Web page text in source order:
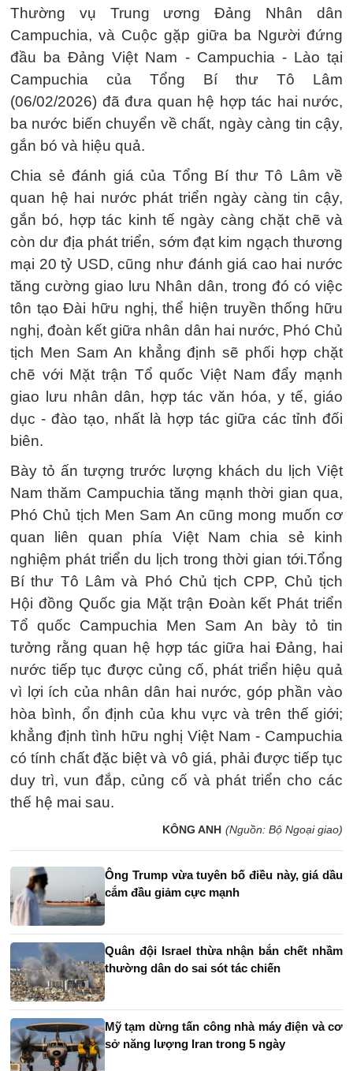
Thường vụ Trung ương Đảng Nhân dân
Campuchia, và Cuộc gặp giữa ba Người đứng
đầu ba Đảng Việt Nam - Campuchia - Lào tại
Campuchia của Tổng Bí thư Tô Lâm
(06/02/2026) đã đưa quan hệ hợp tác hai nước,
ba nước biến chuyển về chất, ngày càng tin cậy,
gắn bó và hiệu quả.
Chia sẻ đánh giá của Tổng Bí thư Tô Lâm về
quan hệ hai nước phát triển ngày càng tin cậy,
gắn bó, hợp tác kinh tế ngày càng chặt chẽ và
còn dư địa phát triển, sớm đạt kim ngạch thương
mại 20 tỷ USD, cũng như đánh giá cao hai nước
tăng cường giao lưu Nhân dân, trong đó có việc
tôn tạo Đài hữu nghị, thể hiện truyền thống hữu
nghị, đoàn kết giữa nhân dân hai nước, Phó Chủ
tịch Men Sam An khẳng định sẽ phối hợp chặt
chẽ với Mặt trận Tổ quốc Việt Nam đẩy mạnh
giao lưu nhân dân, hợp tác văn hóa, y tế, giáo
dục - đào tạo, nhất là hợp tác giữa các tỉnh đối
biên.
Bày tỏ ấn tượng trước lượng khách du lịch Việt
Nam thăm Campuchia tăng mạnh thời gian qua,
Phó Chủ tịch Men Sam An cũng mong muốn cơ
quan liên quan phía Việt Nam chia sẻ kinh
nghiệm phát triển du lịch trong thời gian tới.Tổng
Bí thư Tô Lâm và Phó Chủ tịch CPP, Chủ tịch
Hội đồng Quốc gia Mặt trận Đoàn kết Phát triển
Tổ quốc Campuchia Men Sam An bày tỏ tin
tưởng rằng quan hệ hợp tác giữa hai Đảng, hai
nước tiếp tục được củng cố, phát triển hiệu quả
vì lợi ích của nhân dân hai nước, góp phần vào
hòa bình, ổn định của khu vực và trên thế giới;
khẳng định tình hữu nghị Việt Nam - Campuchia
có tính chất đặc biệt và vô giá, phải được tiếp tục
duy trì, vun đắp, củng cố và phát triển cho các
thế hệ mai sau.
KÔNG ANH (Nguồn: Bộ Ngoại giao)
Ông Trump vừa tuyên bố điều này, giá dầu
cắm đầu giảm cực mạnh
Quân đội Israel thừa nhận bắn chết nhầm
thường dân do sai sót tác chiến
Mỹ tạm dừng tấn công nhà máy điện và cơ
sở năng lượng Iran trong 5 ngày